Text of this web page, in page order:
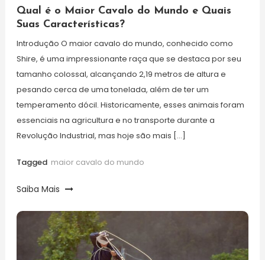
Qual é o Maior Cavalo do Mundo e Quais
Suas Características?
Introdução O maior cavalo do mundo, conhecido como
Shire, é uma impressionante raça que se destaca por seu
tamanho colossal, alcançando 2,19 metros de altura e
pesando cerca de uma tonelada, além de ter um
temperamento dócil. Historicamente, esses animais foram
essenciais na agricultura e no transporte durante a
Revolução Industrial, mas hoje são mais […]
Tagged maior cavalo do mundo
Saiba Mais